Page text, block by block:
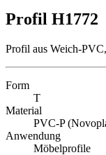
Profil H1772
Profil aus Weich-
Form
T
Material
PVC-P
Anwendung
Möbelprofile